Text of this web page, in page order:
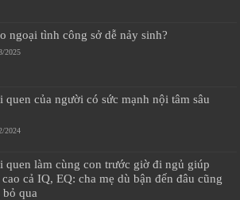
ngoại tình công sở dễ nảy sinh?
2025
quen của người có sức mạnh nội tâm sâu
2024
quen làm cùng con trước giờ đi ngủ giúp
cao cả IQ, EQ: cha mẹ dù bận đến đâu cũng
bỏ qua